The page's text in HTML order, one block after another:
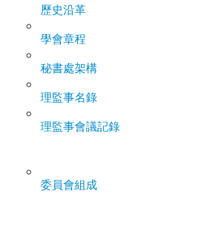
歷史沿革
學會章程
秘書處架構
理監事名錄
理監事會議記錄
委員會組成